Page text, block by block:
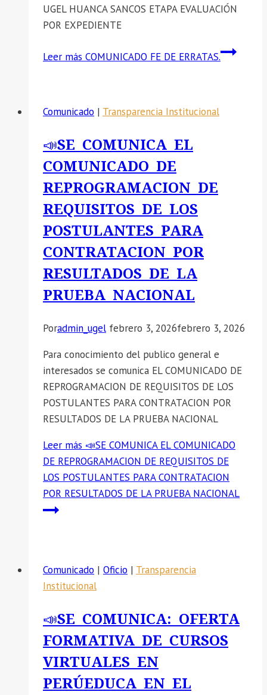
UGEL HUANCA SANCOS ETAPA EVALUACIÓN
POR EXPEDIENTE
Leer más COMUNICADO FE DE ERRATAS.
Comunicado | Transparencia Institucional
📣SE COMUNICA EL
COMUNICADO DE
REPROGRAMACION DE
REQUISITOS DE LOS
POSTULANTES PARA
CONTRATACION POR
RESULTADOS DE LA
PRUEBA NACIONAL
Poradmin_ugel febrero 3, 2026febrero 3, 2026
Para conocimiento del publico general e
interesados se comunica EL COMUNICADO DE
REPROGRAMACION DE REQUISITOS DE LOS
POSTULANTES PARA CONTRATACION POR
RESULTADOS DE LA PRUEBA NACIONAL
Leer más 📣SE COMUNICA EL COMUNICADO
DE REPROGRAMACION DE REQUISITOS DE
LOS POSTULANTES PARA CONTRATACION
POR RESULTADOS DE LA PRUEBA NACIONAL
Comunicado | Oficio | Transparencia
Institucional
📣SE COMUNICA: OFERTA
FORMATIVA DE CURSOS
VIRTUALES EN
PERÚEDUCA EN EL